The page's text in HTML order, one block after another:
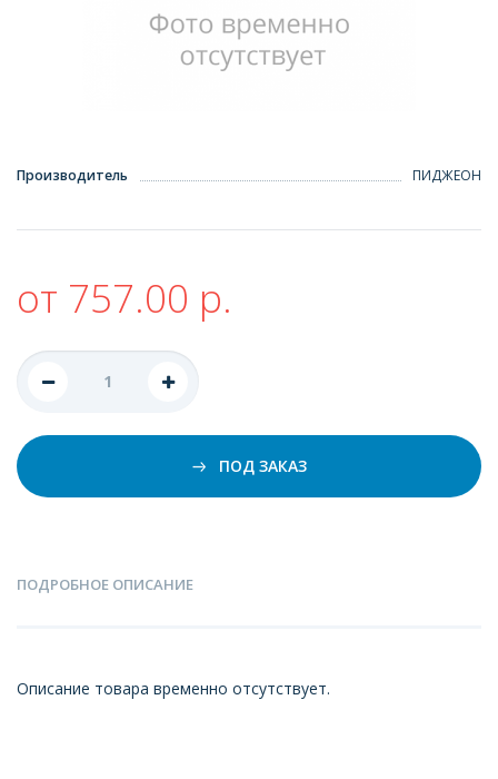
Производитель ПИДЖЕОН
от 757.00 р.
ПОД ЗАКАЗ
ПОДРОБНОЕ ОПИСАНИЕ
Описание товара временно отсутствует.